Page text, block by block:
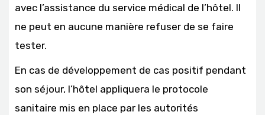
avec l’assistance du service médical de l’hôtel. Il
ne peut en aucune manière refuser de se faire
tester.
En cas de développement de cas positif pendant
son séjour, l’hôtel appliquera le protocole
sanitaire mis en place par les autorités